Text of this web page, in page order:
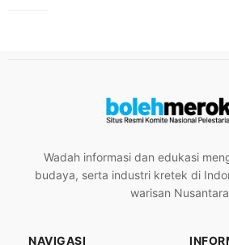
Wadah informasi dan edukasi
budaya, serta industri kretek di
warisan
NAVIGASI